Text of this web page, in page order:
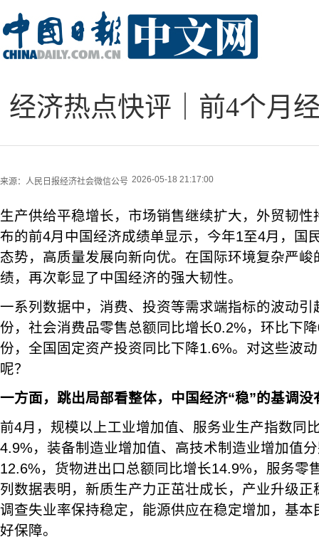
经济热点快评｜前4个月
来源： 人民日报经济社会微信公号 2026-05-18 21:17:00
生产供给平稳增长，市场销售继续扩大，外贸韧
布的前4月中国经济成绩单显示，今年1至4月，国
态势，高质量发展向新向优。在国际环境复杂严
绩，再次彰显了中国经济的强大韧性。
一系列数据中，消费、投资等需求端指标的波动
份，社会消费品零售总额同比增长0.2%，环比下
份，全国固定资产投资同比下降1.6%。对这些波
呢？
一方面，跳出局部看整体，中国经济“稳”的基调没
前4月，规模以上工业增加值、服务业生产指数同
4.9%，装备制造业增加值、高技术制造业增加值
12.6%，货物进出口总额同比增长14.9%，服务
列数据表明，新质生产力正茁壮成长，产业升级
调查失业率保持稳定，能源供应在稳定增加，基
好保障。